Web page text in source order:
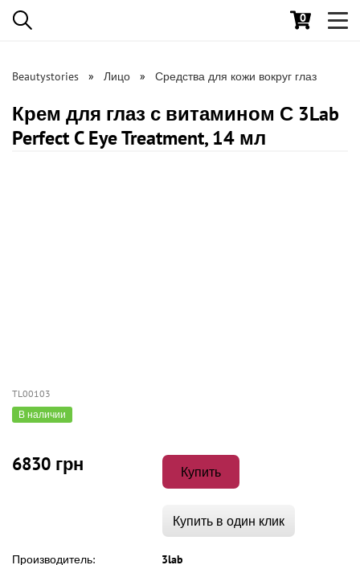
0
Beautystories Лицо Средства для кожи вокруг глаз
Крем для глаз с витамином С 3Lab
Perfect C Eye Treatment, 14 мл
TL00103
В наличии
6830 грн Купить
Купить в один клик
Производитель:
3lab